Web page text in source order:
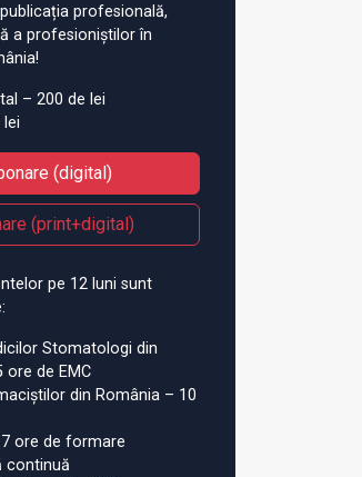
profesională,
a profesioniștilor în
– 200 de lei
lei
(digital)
(print+digital)
pe 12 luni sunt
Stomatologi din
ore de EMC
din România – 10
7 ore de formare
continuă